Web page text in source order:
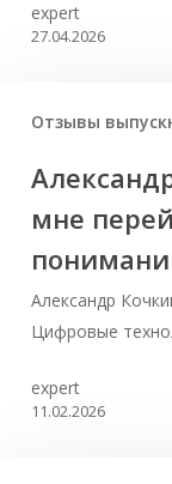
expert
27.04.2026
Отзывы
мне
Александр
Цифровые
expert
11.02.2026